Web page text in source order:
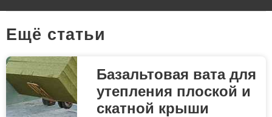
Eщё статьи
Базальтовая вата для
утепления плоской и
скатной крыши